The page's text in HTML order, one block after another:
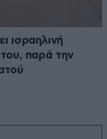
ισραηλινή
παρά την